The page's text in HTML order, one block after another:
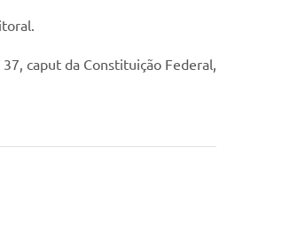
caput da Constituição Federal,